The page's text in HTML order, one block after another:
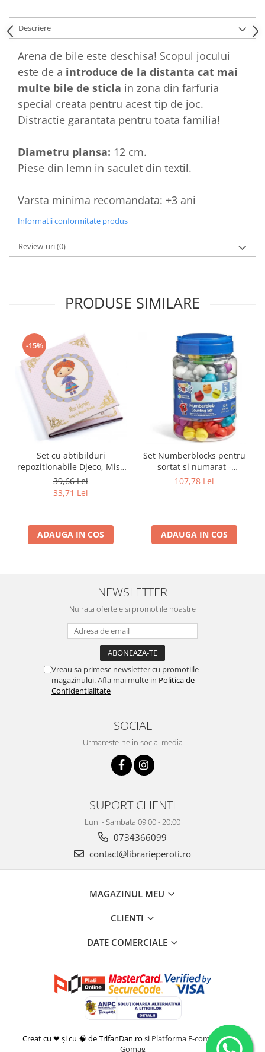
Descriere
Arena de bile este deschisa! Scopul jocului
este de a introduce de la distanta cat mai
multe bile de sticla in zona din farfuria
special creata pentru acest tip de joc.
Distractie garantata pentru toata familia!
Diametru plansa: 12 cm.
Piese din lemn in saculet din textil.
Varsta minima recomandata: +3 ani
Informatii conformitate produs
Review-uri(0)
PRODUSE SIMILARE
-15%
Set cu abtibilduri
repozitionabile Djeco, Miss
Lilyruby
39,66 Lei
33,71 Lei
ADAUGA IN COS
Set Numberblocks pentru
sortat si numarat -
Numberblob
107,78 Lei
ADAUGA IN COS
NEWSLETTER
Nu rata ofertele si promotiile noastre
Vreau sa primesc newsletter cu promotiile
magazinului. Afla mai multe in Politica de
Confidentialitate
SOCIAL
Urmareste-ne in social media
SUPORT CLIENTI
Luni - Sambata 09:00 - 20:00
0734366099
contact@librarieperoti.ro
MAGAZINUL MEU
CLIENTI
DATE COMERCIALE
Creat cu ❤ și cu 🧠 de TrifanDan.ro si Platforma E-commerce by
Gomag